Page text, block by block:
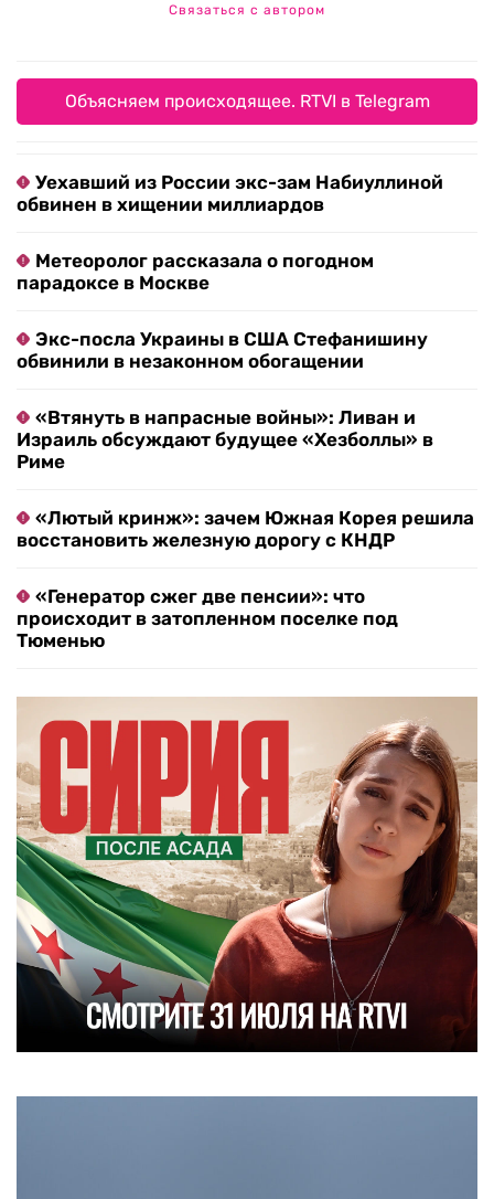
Связаться с автором
Объясняем происходящее. RTVI в Telegram
Уехавший из России экс-зам Набиуллиной
обвинен в хищении миллиардов
Метеоролог рассказала о погодном
парадоксе в Москве
Экс-посла Украины в США Стефанишину
обвинили в незаконном обогащении
«Втянуть в напрасные войны»: Ливан и
Израиль обсуждают будущее «Хезболлы» в
Риме
«Лютый кринж»: зачем Южная Корея решила
восстановить железную дорогу с КНДР
«Генератор сжег две пенсии»: что
происходит в затопленном поселке под
Тюменью